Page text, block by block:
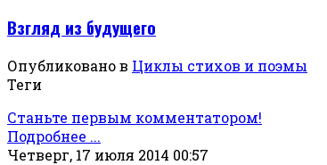
Взгляд из будущего
Опубликовано в Циклы стихов и поэмы
Теги
Станьте первым комментатором!
Подробнее ...
Четверг, 17 июля 2014 00:57